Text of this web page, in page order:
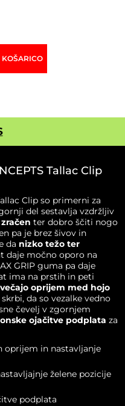
Tallac Clip
Clip so primerni za
del sestavlja vzdržljiv
ter dobro ščiti nogo
pa je brez šivov in
da nizko težo ter
daje močno oporo na
GRIP guma pa daje
ima na prstih in peti
oprijem med hojo
da so vezalke vedno
čevelj v zgornjem
ojačitve podplata za
oprijem in nastavljanje
želene pozicije
podplata